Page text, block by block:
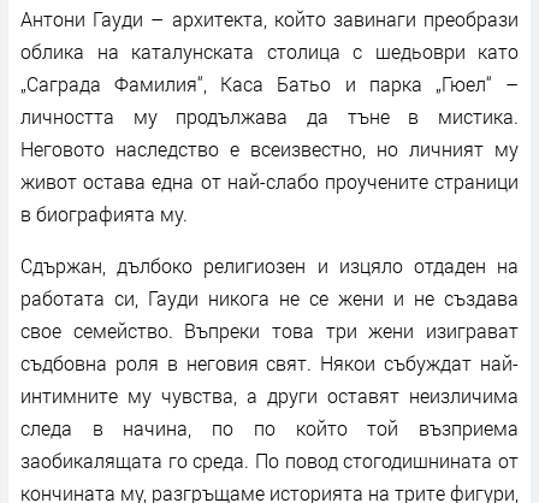
Антони Гауди – архитекта, който завинаги преобрази
облика на каталунската столица с шедьоври като
„Саграда Фамилия“, Каса Батьо и парка „Гюел“ –
личността му продължава да тъне в мистика.
Неговото наследство е всеизвестно, но личният му
живот остава една от най-слабо проучените страници
в биографията му.
Сдържан, дълбоко религиозен и изцяло отдаден на
работата си, Гауди никога не се жени и не създава
свое семейство. Въпреки това три жени изиграват
съдбовна роля в неговия свят. Някои събуждат най-
интимните му чувства, а други оставят неизличима
следа в начина, по по който той възприема
заобикалящата го среда. По повод стогодишнината от
кончината му, разгръщаме историята на трите фигури,